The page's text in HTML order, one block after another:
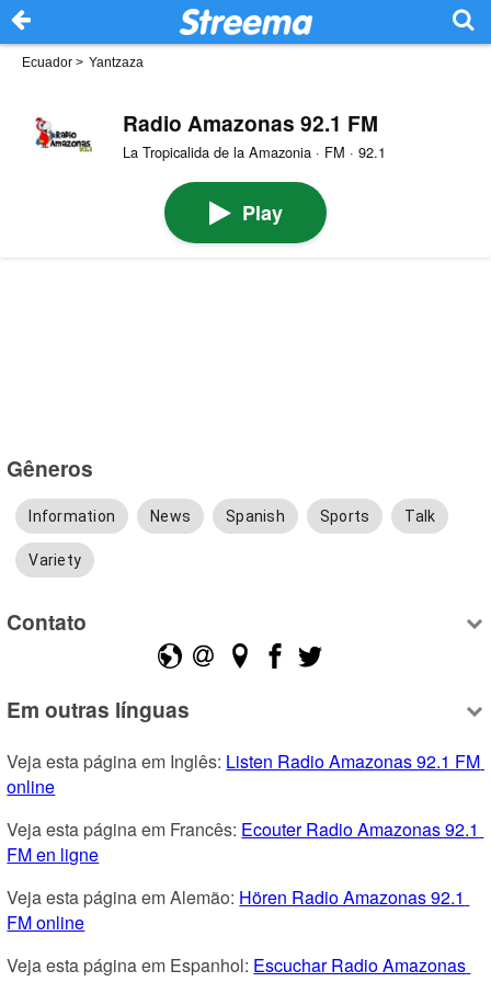
Ecuador > Yantzaza
Radio Amazonas 92.1 FM
La Tropicalida de la Amazonia · FM · 92.1
Play
Gêneros
Information News Spanish Sports Talk
Variety
Contato
Em outras línguas
Veja esta página em Inglês: Listen Radio Amazonas 92.1 FM
online
Veja esta página em Francês: Ecouter Radio Amazonas 92.1
FM en ligne
Veja esta página em Alemão: Hören Radio Amazonas 92.1
FM online
Veja esta página em Espanhol: Escuchar Radio Amazonas